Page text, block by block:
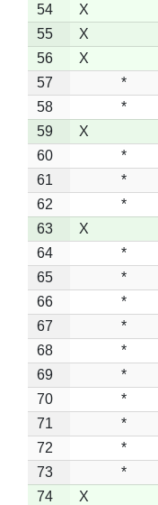
54
X
55
X
56
X
57
*
58
*
59
X
60
*
61
*
62
*
63
X
64
*
65
*
66
*
67
*
68
*
69
*
70
*
71
*
72
*
73
*
74
X